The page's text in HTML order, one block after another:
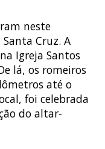
neste
Cruz. A
Igreja Santos
lá, os romeiros
até o
foi celebrada
do altar-